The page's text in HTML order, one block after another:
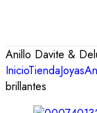
Anillo Davite &
InicioTiendaJoyas
brillantes